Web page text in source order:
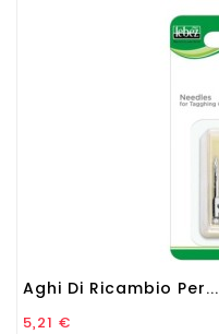
Aghi Di Ricambio Per...
Prezzo
5,21 €